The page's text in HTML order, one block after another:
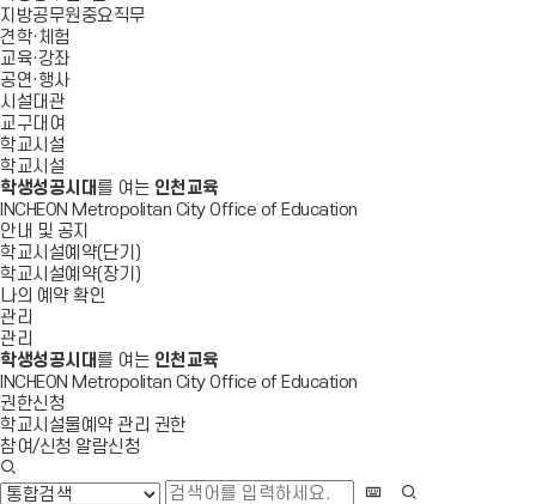
지방공무원중요직무
견학·체험
교육·강좌
공연·행사
시설대관
교구대여
학교시설
학교시설
학생성공시대 를 여는 인천교육
INCHEON Metropolitan City Office of Education
안내 및 공지
학교시설예약(단기)
학교시설예약(장기)
나의 예약 확인
관리
관리
학생성공시대 를 여는 인천교육
INCHEON Metropolitan City Office of Education
권한신청
학교시설물예약 관리 권한
참여/신청 알람신청
검
색
검